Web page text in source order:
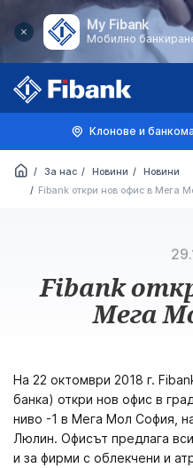
My Fibank
Мобилно
Клонове и
За нас Новини
Новини
Fibank откри нов офис в Мега
Fibank
Мега
На 22 октомври 2018 г.
банка) откри нов офис в
ниво -1 в Мега Мол София,
Люлин. Офисът предлага
и за фирми с облекчени и